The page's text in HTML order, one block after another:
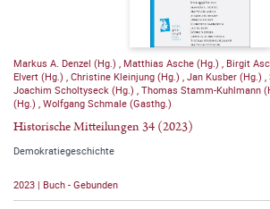
Markus A. Denzel (Hg.) Matthias Asche (Hg.) Birgit
Elvert (Hg.) Christine Kleinjung (Hg.) Jan Kusber (Hg.)
Joachim Scholtyseck (Hg.) Thomas Stamm-Kuhlmann
(Hg.) Wolfgang Schmale (Gasthg.)
Historische Mitteilungen 34 (2023)
Demokratiegeschichte
2023 | Buch - Gebunden